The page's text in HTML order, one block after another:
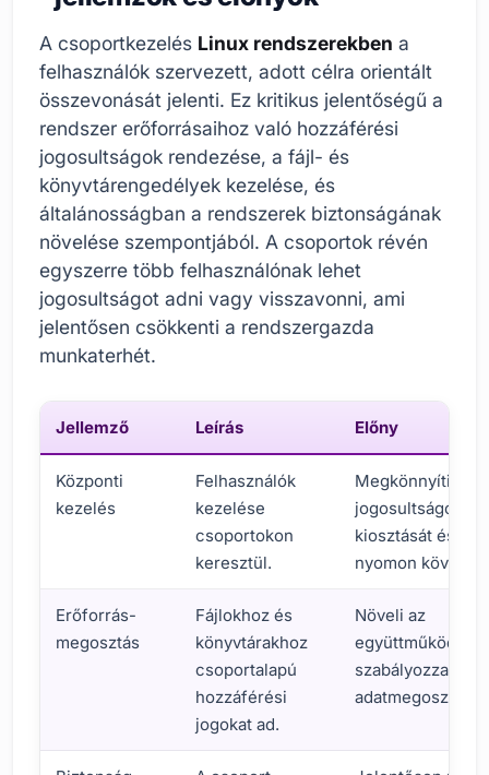
A csoportkezelés Linux rendszerekben a
felhasználók szervezett, adott célra orientált
összevonását jelenti. Ez kritikus jelentőségű a
rendszer erőforrásaihoz való hozzáférési
jogosultságok rendezése, a fájl- és
könyvtárengedélyek kezelése, és
általánosságban a rendszerek biztonságának
növelése szempontjából. A csoportok révén
egyszerre több felhasználónak lehet
jogosultságot adni vagy visszavonni, ami
jelentősen csökkenti a rendszergazda
munkaterhét.
Jellemző Leírás Előny
Központi
kezelés
Felhasználók
kezelése
csoportokon
keresztül.
Megkönnyíti a
jogosultságok
kiosztását és
nyomon
Erőforrás-
megosztás
Fájlokhoz és
könyvtárakhoz
csoportalapú
hozzáférési
jogokat ad.
Növeli az
együttműködést
szabályozza az
adatmegosztást.